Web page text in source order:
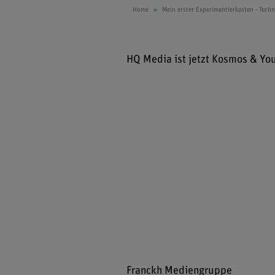
Home Mein erster Experimentierkasten -
HQ Media ist jetzt Kosmos &
Franckh Mediengruppe